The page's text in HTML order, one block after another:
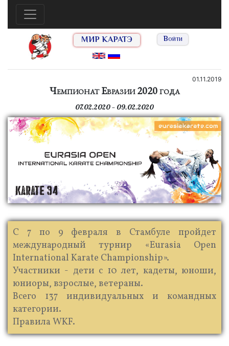
МИР КАРАТЭ Войти
01.11.2019
Чемпионат Евразии 2020 года
07.02.2020 — 09.02.2020
С 7 по 9 февраля в Стамбуле пройдет
международный турнир «Eurasia Open
International Karate Championship».
Участники - дети с 10 лет, кадеты, юноши,
юниоры, взрослые, ветераны.
Всего 137 индивидуальных и командных
категории.
Правила WKF.